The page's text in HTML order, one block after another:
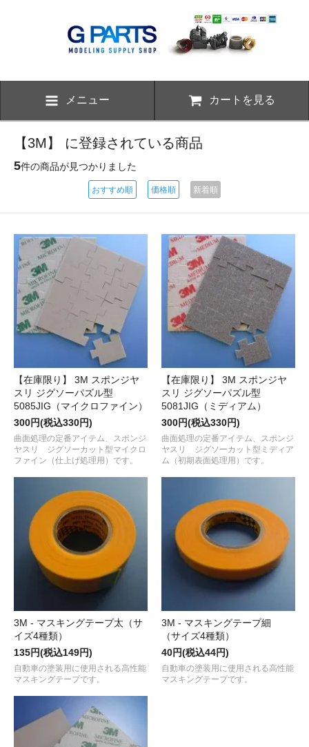
メニュー カートを見る
【3M】 に登録されている商品
5件の商品が見つかりました
おすすめ順 価格順 新着順
【在庫限り】 3M スポンジヤ
スリ ジグソーパズル型
5085JIG（マイクロファイン）
300円(税込330円)
曲面処理の定番アイテム、スポンジ
ヤスリ ジグソーカット型マイクロ
ファイン（仕上げ処理用）です。
【在庫限り】 3M スポンジヤ
スリ ジグソーパズル型
5081JIG（ミディアム）
300円(税込330円)
曲面処理の定番アイテム、スポンジ
ヤスリ ジグソーカット型ミディア
ム（初期表面処理用）です。
3M - マスキングテープ太（サ
イズ4種類）
135円(税込149円)
自動車の塗装用に使用される高性能
マスキングテープです。
3M - マスキングテープ細
（サイズ4種類）
40円(税込44円)
自動車の塗装用に使用される高性能
マスキングテープです。